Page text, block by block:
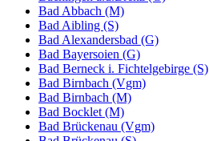
Bad Abbach (M)
Bad Aibling (S)
Bad Alexandersbad (G)
Bad Bayersoien (G)
Bad Berneck i. Fichtelgebirge (S)
Bad Birnbach (Vgm)
Bad Birnbach (M)
Bad Bocklet (M)
Bad Brückenau (Vgm)